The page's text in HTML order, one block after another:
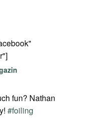
fun? Nathan
#foiling